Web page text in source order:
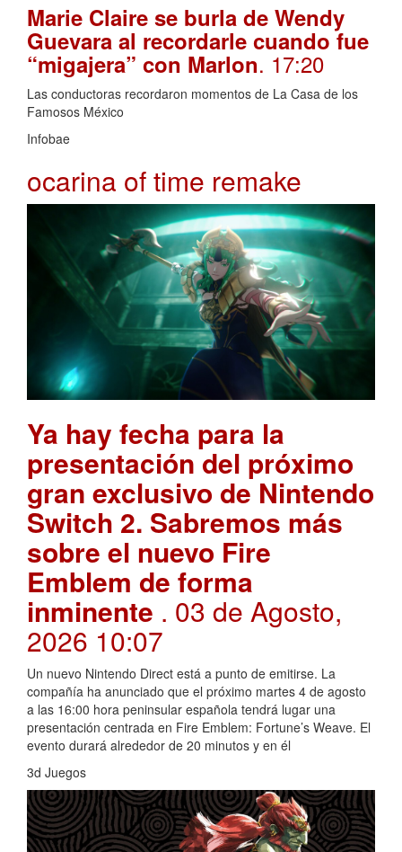
Marie Claire se burla de Wendy
Guevara al recordarle cuando fue
“migajera” con Marlon. 17:20
Las conductoras recordaron momentos de La Casa de los
Famosos México
Infobae
ocarina of time remake
Ya hay fecha para la
presentación del próximo
gran exclusivo de Nintendo
Switch 2. Sabremos más
sobre el nuevo Fire
Emblem de forma
inminente . 03 de Agosto,
2026 10:07
Un nuevo Nintendo Direct está a punto de emitirse. La
compañía ha anunciado que el próximo martes 4 de agosto
a las 16:00 hora peninsular española tendrá lugar una
presentación centrada en Fire Emblem: Fortune’s Weave. El
evento durará alrededor de 20 minutos y en él
3d Juegos